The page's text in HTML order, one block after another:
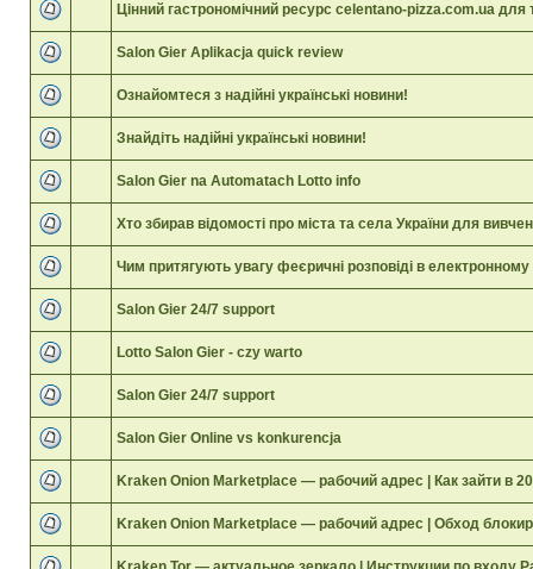
Цінний гастрономічний ресурс celentano-pizza.com.ua для
Salon Gier Aplikacja quick review
Ознайомтеся з надійні українські новини!
Знайдіть надійні українські новини!
Salon Gier na Automatach Lotto info
Хто збирав відомості про міста та села України для
Чим притягують увагу феєричні розповіді в
Salon Gier 24/7 support
Lotto Salon Gier - czy warto
Salon Gier 24/7 support
Salon Gier Online vs konkurencja
Kraken Onion Marketplace — рабочий адрес | Как зайти в
Kraken Onion Marketplace — рабочий адрес | Обход